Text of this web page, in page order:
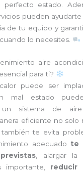
perfecto estado.
pueden ayudarte
de tu equipo y
lo necesites.
aire
para ti?
puede ser
mal estado
un sistema de aire
eficiente no solo
te evita
adecuado te
, alargar
importante, reducir